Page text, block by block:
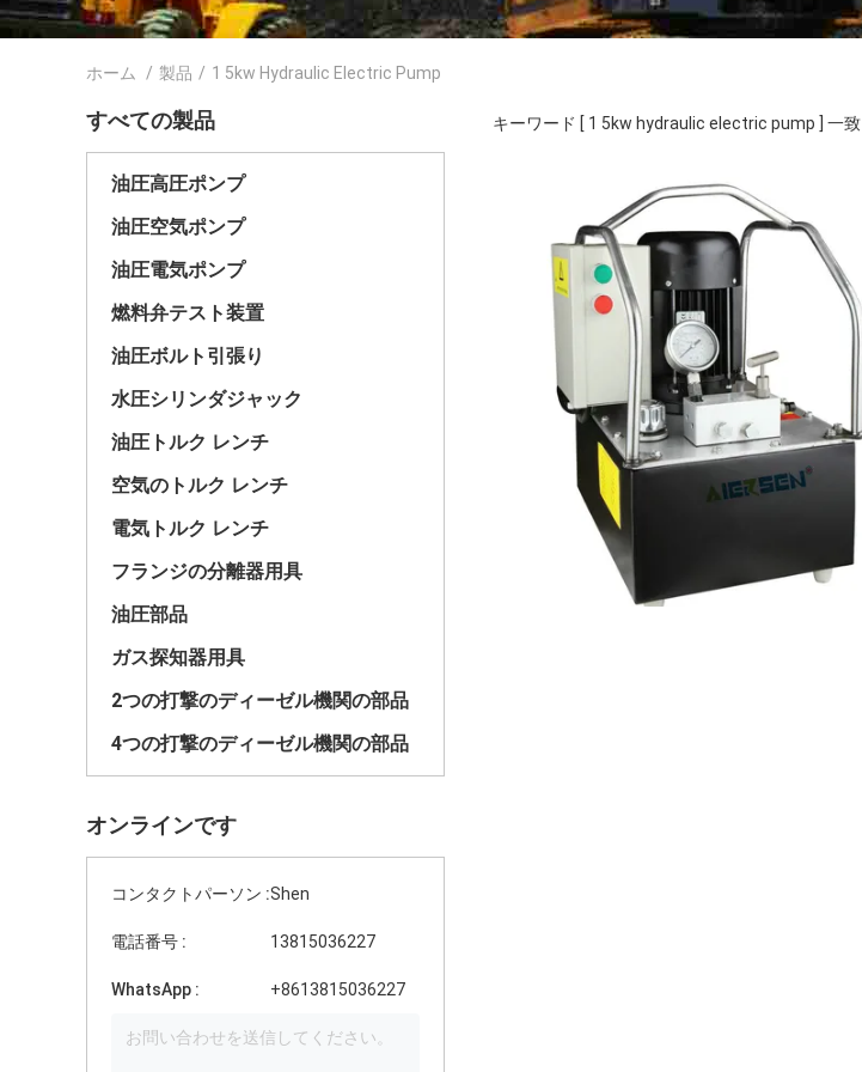
ホーム / 製品 / 1 5kw Hydraulic Electric Pump
すべての製品
油圧高圧ポンプ
油圧空気ポンプ
油圧電気ポンプ
燃料弁テスト装置
油圧ボルト引張り
水圧シリンダジャック
油圧トルク レンチ
空気のトルク レンチ
電気トルク レンチ
フランジの分離器用具
油圧部品
ガス探知器用具
2つの打撃のディーゼル機関の部品
4つの打撃のディーゼル機関の部品
オンラインです
コンタクトパーソン :Shen
電話番号 : 13815036227
WhatsApp : +8613815036227
キーワード [ 1 5kw hydraulic electric pump ] 一致